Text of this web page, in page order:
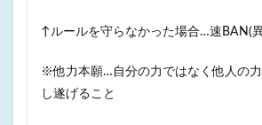
↑ルールを守らなかった場合…速BAN(
※他力本願…自分の力ではなく他人の
し遂げること